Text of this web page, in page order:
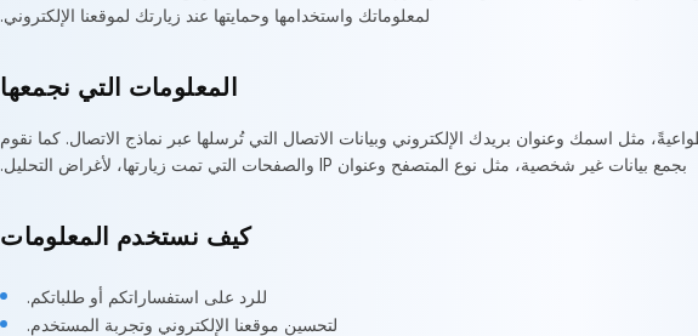
لمعلوماتك واستخدامها وحمايتها عند زيارتك لموقعنا الإلكتروني.
المعلومات التي نجمعها
مثل اسمك وعنوان بريدك الإلكتروني وبيانات الاتصال التي تُرسلها عبر نماذج الاتصال. كما نقوم
بجمع بيانات غير شخصية، مثل نوع المتصفح وعنوان IP والصفحات التي تمت زيارتها، لأغراض التحليل.
كيف نستخدم المعلومات
للرد على استفساراتكم أو طلباتكم.
لتحسين موقعنا الإلكتروني وتجربة المستخدم.